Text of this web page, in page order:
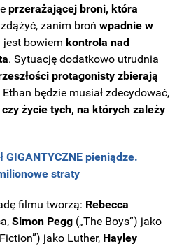
przerażającej broni, która
zanim brońwpadnie w
jest bowiem kontrola nad
. Sytuację dodatkowo utrudnia
protagonisty zbierają
Ethan będzie musiał zdecydować,
życie tych, na których zależy
GIGANTYCZNE pieniądze.
straty
filmu tworzą: Rebecca
Simon Pegg („The Boys”) jako
jako Luther, Hayley